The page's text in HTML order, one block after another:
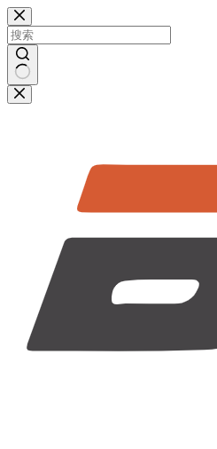
跳
过
内
容
无